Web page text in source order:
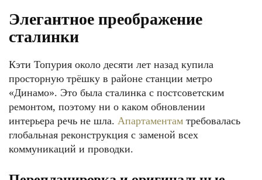
Элегантное преображение
сталинки
Кэти Топурия около десяти лет назад купила
просторную трёшку в районе станции метро
«Динамо». Это была сталинка с постсоветским
ремонтом, поэтому ни о каком обновлении
интерьера речь не шла. Апартаментам требовалась
глобальная реконструкция с заменой всех
коммуникаций и проводки.